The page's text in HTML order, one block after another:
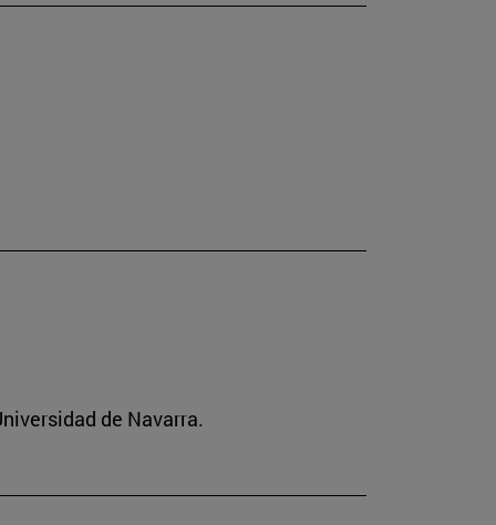
de Navarra.